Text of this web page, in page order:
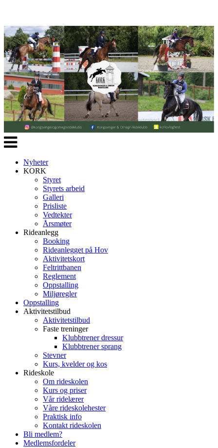
Veksle
navigasjon
Nyheter
KORK
Styret
Styrets arbeid
Galleri
Prisliste
Vedtekter
Årsmøter
Rideanlegg
Booking
Rideanlegget på Hov
Aktivitetskort
Feltrittbanen
Reglement
Oppstalling
Miljøregler
Oppstalling
Aktivitetstilbud
Aktivitetstilbud
Faste treninger
Klubbtrener dressur
Klubbtrener sprang
Stevner
Kurs, kvelder og kos
Rideskole
Om rideskolen
Kurs og priser
Vår ridelærer
Våre rideskolehester
Praktisk info
Kontakt rideskolen
Bli medlem?
Medlemsfordeler